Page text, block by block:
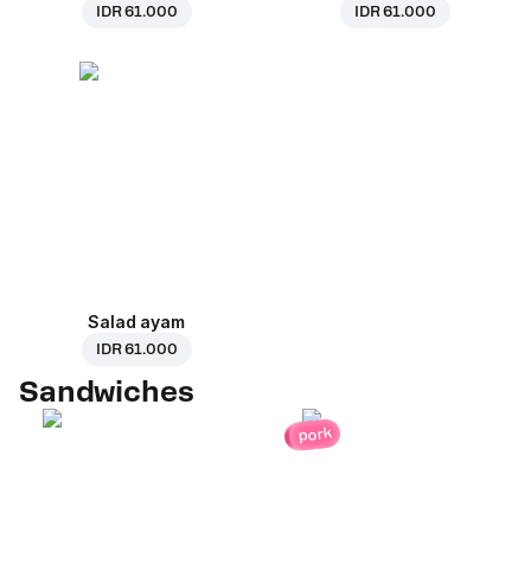
IDR 61.000 IDR 61.000
Salad ayam
IDR 61.000
Sandwiches
pork